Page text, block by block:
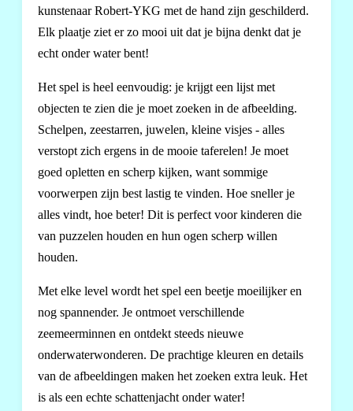
kunstenaar Robert-YKG met de hand zijn geschilderd.
Elk plaatje ziet er zo mooi uit dat je bijna denkt dat je
echt onder water bent!
Het spel is heel eenvoudig: je krijgt een lijst met
objecten te zien die je moet zoeken in de afbeelding.
Schelpen, zeestarren, juwelen, kleine visjes - alles
verstopt zich ergens in de mooie taferelen! Je moet
goed opletten en scherp kijken, want sommige
voorwerpen zijn best lastig te vinden. Hoe sneller je
alles vindt, hoe beter! Dit is perfect voor kinderen die
van puzzelen houden en hun ogen scherp willen
houden.
Met elke level wordt het spel een beetje moeilijker en
nog spannender. Je ontmoet verschillende
zeemeerminnen en ontdekt steeds nieuwe
onderwaterwonderen. De prachtige kleuren en details
van de afbeeldingen maken het zoeken extra leuk. Het
is als een echte schattenjacht onder water!